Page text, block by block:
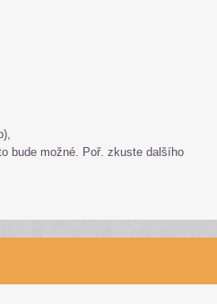
bude možné. Poř. zkuste dalšího